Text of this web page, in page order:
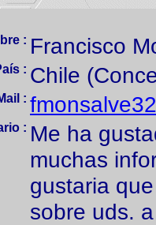
: Francisco
: Chile
:
: Me ha
muchas
gustaria
sobre uds.